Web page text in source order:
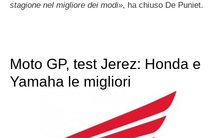
stagione nel migliore dei modi», ha chiuso De Puniet.
Moto GP, test Jerez: Honda e
Yamaha le migliori